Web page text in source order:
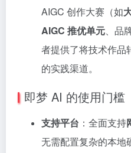
AIGC 创作大赛（如
AIGC 推优单元、品
者提供了将技术作品
的实践渠道。
即梦 AI 的使用门槛
支持平台 ：全面支持
无需配置复杂的本地